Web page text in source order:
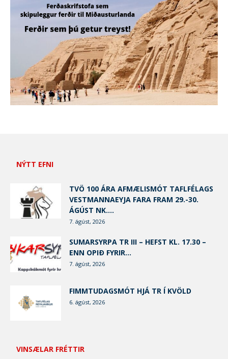
NÝTT EFNI
TVÖ 100 ÁRA AFMÆLISMÓT TAFLFÉLAGS
VESTMANNAEYJA FARA FRAM 29.-30.
ÁGÚST NK....
7. ágúst, 2026
SUMARSYRPA TR III – HEFST KL. 17.30 –
ENN OPIÐ FYRIR...
7. ágúst, 2026
FIMMTUDAGSMÓT HJÁ TR Í KVÖLD
6. ágúst, 2026
VINSÆLAR FRÉTTIR